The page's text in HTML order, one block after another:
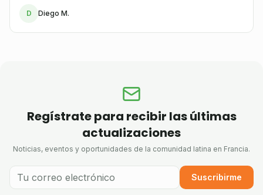
D Diego M.
Regístrate para recibir las últimas
actualizaciones
Noticias, eventos y oportunidades de la comunidad latina en Francia.
Suscribirme